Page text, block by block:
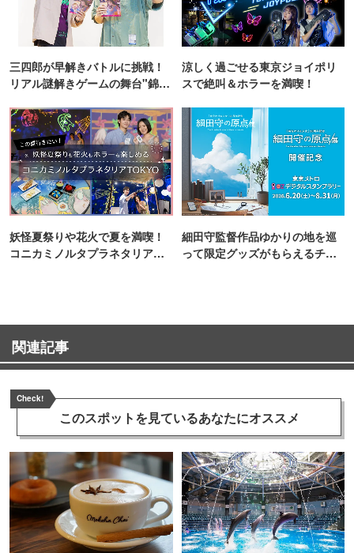
三四郎が早解きバトルに挑戦！
リアル謎解きゲームの舞台"錦糸
涼しく過ごせる東京ジョイポリ
スで絶叫＆ホラーを満喫！
妖怪夏祭りや花火で夏を満喫！
コニカミノルタプラネタリア
細田守監督作品ゆかりの地を巡
って限定グッズがもらえるチャ
関連記事
Check!
このスポットを見ているあなたにオススメ